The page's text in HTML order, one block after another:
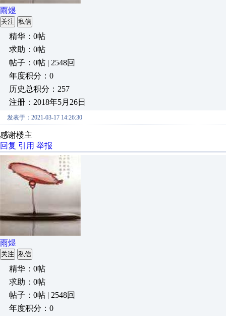
雨煜
关注 私信
精华：0帖
求助：0帖
帖子：0帖 | 2548回
年度积分：0
历史总积分：257
注册：2018年5月26日
发表于：2021-03-17 14:26:30
感谢楼主
回复 引用 举报
雨煜
关注 私信
精华：0帖
求助：0帖
帖子：0帖 | 2548回
年度积分：0